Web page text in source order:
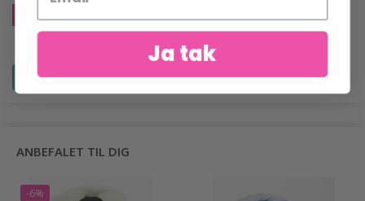
Se produktet Se produktet
ANBEFALET TIL DIG
-6%
Ja tak